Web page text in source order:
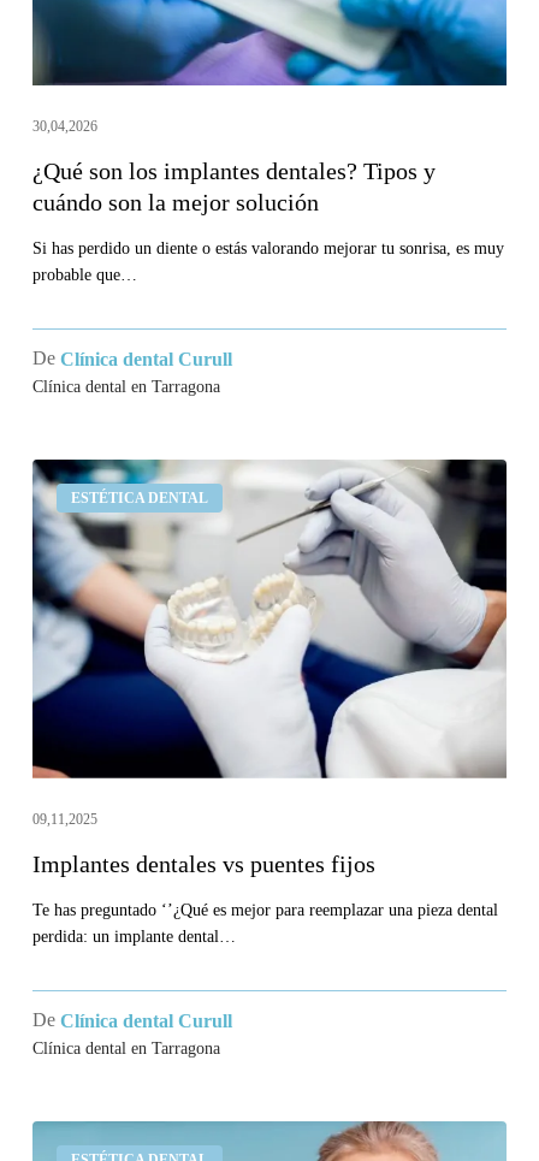
cuándo
la
mejor
30,04,2026
¿Qué son los implantes dentales? Tipos y
cuándo son la mejor solución
Si has perdido un diente o estás valorando mejorar tu sonrisa, es muy
probable que…
De Clínica dental Curull
Clínica dental en Tarragona
ESTÉTICA DENTAL
Implantes
dentales
vs
puentes
fijos
09,11,2025
Implantes dentales vs puentes fijos
Te has preguntado ‘’¿Qué es mejor para reemplazar una pieza dental
perdida: un implante dental…
De Clínica dental Curull
Clínica dental en Tarragona